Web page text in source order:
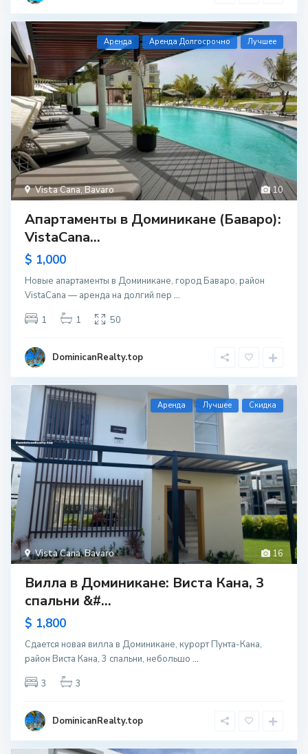
10
Vista Cana,Bavaro
Aренда Аренда Долгосрочно Лучшее
Апартаменты в Доминикане (Баваро):
VistaCana...
$ 1,000
Новые апартаменты в Доминикане, город Баваро, район
VistaCana — аренда на долгий пер ...
1
1 50
DominicanRealty.top
16
Vista Cana,Bavaro
Aренда Лучшее Скидка
Вилла в Доминикане: Виста Кана, 3
спальни &#...
$ 1,800
Сдается новая вилла в Доминикане, курорт Пунта-Кана,
район Виста Кана, 3 спальни, небольшо ...
3
3
DominicanRealty.top